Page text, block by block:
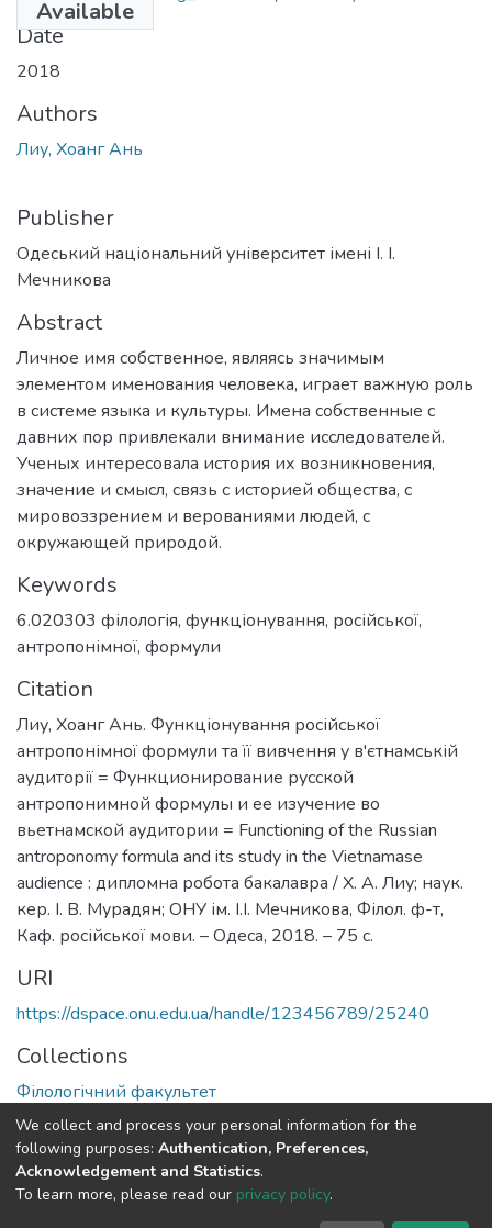
Available
Date
2018
Authors
Лиу, Хоанг Ань
Publisher
Одеський національний університет імені І. І.
Мечникова
Abstract
Личное имя собственное, являясь значимым
элементом именования человека, играет важную роль
в системе языка и культуры. Имена собственные с
давних пор привлекали внимание исследователей.
Ученых интересовала история их возникновения,
значение и смысл, связь с историей общества, с
мировоззрением и верованиями людей, с
окружающей природой.
Keywords
6.020303 філологія, функціонування, російської,
антропонімної, формули
Citation
Лиу, Хоанг Ань. Функціонування російської
антропонімної формули та її вивчення у в'єтнамській
аудиторії = Функционирование русской
антропонимной формулы и ее изучение во
вьетнамской аудитории = Functioning of the Russian
antroponomy formula and its study in the Vietnamase
audience : дипломна робота бакалавра / Х. А. Лиу; наук.
кер. І. В. Мурадян; ОНУ ім. І.І. Мечникова, Філол. ф-т,
Каф. російської мови. – Одеса, 2018. – 75 с.
URI
https://dspace.onu.edu.ua/handle/123456789/25240
Collections
Філологічний факультет
Full item page
DSpace software copyright © 2009-2026
We collect and process your personal information for the
following purposes: Authentication, Preferences,
Acknowledgement and Statistics.
To learn more, please read our privacy policy.